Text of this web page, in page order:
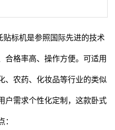
贴标机是参照国际先进的技术
合格率高、操作方便。可适用
、农药、化妆品等行业的类似
户需求个性化定制，这款卧式